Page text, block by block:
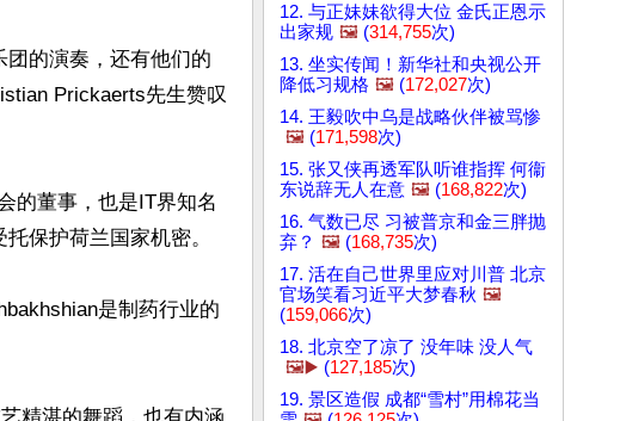
团的演奏，还有他们的
Prickaerts先生赞叹
的董事，也是IT界知名
保护荷兰国家机密。
是制药行业的
12. 与正妹妹欲得大位 金氏正恩示
出家规 🖼️ (314,755次)
13. 坐实传闻！新华社和央视公开
降低习规格 🖼️ (172,027次)
14. 王毅吹中乌是战略伙伴被骂惨
🖼️ (171,598次)
15. 张又侠再透军队听谁指挥 何衞
东说辞无人在意 🖼️ (168,822次)
16. 气数已尽 习被普京和金三胖抛
弃？ 🖼️ (168,735次)
17. 活在自己世界里应对川普 北京
官场笑看习近平大梦春秋 🖼️
(159,066次)
18. 北京空了凉了 没年味 没人气
🖼️▶️ (127,185次)
19. 景区造假 成都“雪村”用棉花当